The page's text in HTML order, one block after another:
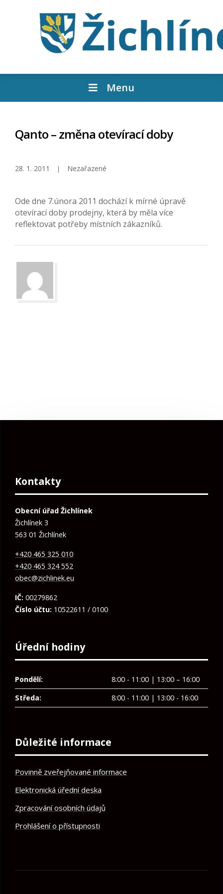
Menu
Qanto – změna otevírací doby
28. 1. 2011 Nezařazené
Ode dne 7.února 2011 dochází k mírné úpravě
otevírací doby prodejny, která by měla více
reflektovat potřeby místních zákazníků.
Kontakty
Obecní úřad Žichlínek
Žichlínek 3
563 01 Žichlínek
+420 465 325 010
+420 465 324 552
obec@zichlinek.eu
IČ: 00279862
Číslo účtu: 10522611 / 0100
Úřední hodiny
Pondělí:
8:00 - 11:00 | 13:00 – 16:00
Středa:
8:00 - 11:00 | 13:00 - 16:00
Důležité informace
Povinně zveřejňované informace
Elektronická úřední deska
Zpracování osobních údajů
Prohlášení o přístupnosti